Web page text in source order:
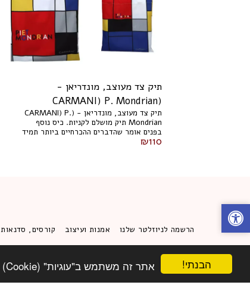
הבנתי! אתר זה משתמש ב"עוגיות" (Cookie) על-מנת להבטיח שתהנה מהחוויה הטובה ביותר באתר שלך.
תיק צד מעוצב, מונדריאן -
(CARMANI) P. Mondrian
תיק צד מעוצב, מונדריאן - (CARMANI) P.
Mondrian תיק מושלם לקניות. כיס נוסף
בפנים אומר שהדברים ההכרחיים ביותר תמיד
יהיו בהישג יד, מבלי לחפש אותם בשקית.
₪110
הרשמה לניוזלטר שלנו אמנות ועיצוב קורסים,